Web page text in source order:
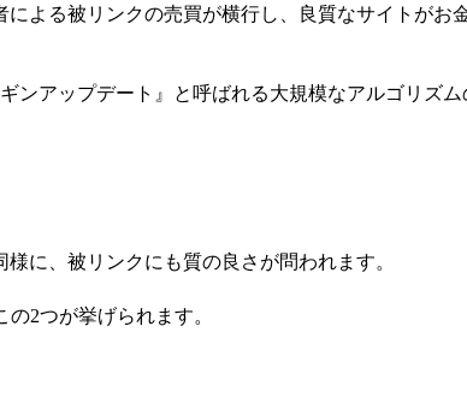
よる被リンクの売買が横行し、良質なサイトが
ンアップデート』と呼ばれる大規模なアルゴリズ
に、被リンクにも質の良さが問われます。
2つが挙げられます。